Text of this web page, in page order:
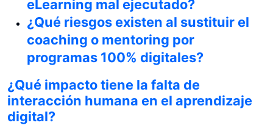
eLearning mal ejecutado?
¿Qué riesgos existen al sustituir el
coaching o mentoring por
programas 100% digitales?
¿Qué impacto tiene la falta de
interacción humana en el aprendizaje
digital?